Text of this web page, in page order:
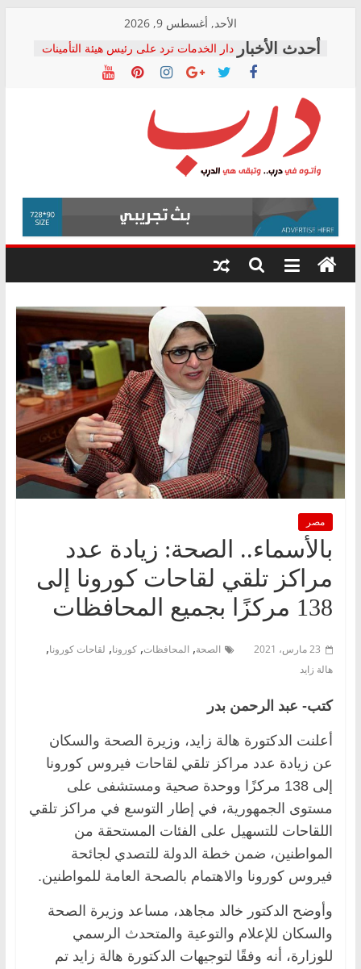
content
الأحد, أغسطس 9, 2026
دار الخدمات ترد على رئيس هيئة التأمينات
بعد مؤتمره الصحفي: إنكار الأزمة لا ينهي
معاناة أصحاب المعاشات.. ونطالب بكشف
فرحات سليمان يكتب: القطاع الصحي إلى
أين؟
حزب التحالف الشعبي يطلق لجنة “الحق
في الصحة” بالإسكندرية لرصد الانتهاكات
ودعم المرضى
الوزاري لمدينة الصحفيين.. وانتهاء أعمال
إنشاء المبنى الإداري
المجلس القومي لحقوق الإنسان يعلن
متابعة قضية الدكتور محمد زهران.. ويؤكد:
قرينة البراءة وضمانات المحاكمة العادلة
درب
وأتوه
درب..
وتبقى
هي
مصر
بالأسماء.. الصحة: زيادة عدد
مراكز تلقي لقاحات كورونا إلى
138 مركزًا بجميع المحافظات
23 مارس، 2021 الصحة, المحافظات, كورونا, لقاحات كورونا,
هالة زايد
كتب- عبد الرحمن بدر
أعلنت الدكتورة هالة زايد، وزيرة الصحة والسكان
عن زيادة عدد مراكز تلقي لقاحات فيروس كورونا
إلى 138 مركزًا ووحدة صحية ومستشفى على
مستوى الجمهورية، في إطار التوسع في مراكز تلقي
اللقاحات للتسهيل على الفئات المستحقة من
المواطنين، ضمن خطة الدولة للتصدي لجائحة
فيروس كورونا والاهتمام بالصحة العامة للمواطنين.
وأوضح الدكتور خالد مجاهد، مساعد وزيرة الصحة
والسكان للإعلام والتوعية والمتحدث الرسمي
للوزارة، أنه وفقًا لتوجيهات الدكتورة هالة زايد تم